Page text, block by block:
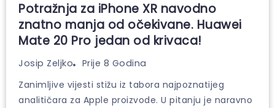
Potražnja za iPhone XR navodno
znatno manja od očekivane. Huawei
Mate 20 Pro jedan od krivaca!
Josip Zeljko
Prije 8 Godina
Zanimljive vijesti stižu iz tabora najpoznatijeg
analitičara za Apple proizvode. U pitanju je naravno